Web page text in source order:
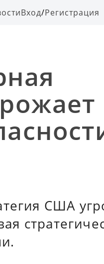
Вход/Регистрация
США